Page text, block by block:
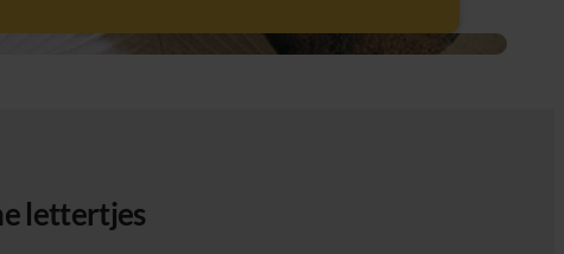
lettertjes